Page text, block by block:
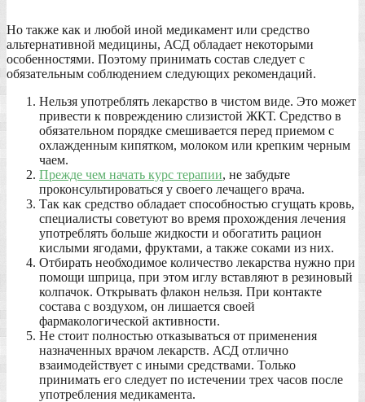
Но также как и любой иной медикамент или средство
альтернативной медицины, АСД обладает некоторыми
особенностями. Поэтому принимать состав следует с
обязательным соблюдением следующих рекомендаций.
Нельзя употреблять лекарство в чистом виде. Это может
привести к повреждению слизистой ЖКТ. Средство в
обязательном порядке смешивается перед приемом с
охлажденным кипятком, молоком или крепким черным
чаем.
Прежде чем начать курс терапии, не забудьте
проконсультироваться у своего лечащего врача.
Так как средство обладает способностью сгущать кровь,
специалисты советуют во время прохождения лечения
употреблять больше жидкости и обогатить рацион
кислыми ягодами, фруктами, а также соками из них.
Отбирать необходимое количество лекарства нужно при
помощи шприца, при этом иглу вставляют в резиновый
колпачок. Открывать флакон нельзя. При контакте
состава с воздухом, он лишается своей
фармакологической активности.
Не стоит полностью отказываться от применения
назначенных врачом лекарств. АСД отлично
взаимодействует с иными средствами. Только
принимать его следует по истечении трех часов после
употребления медикамента.